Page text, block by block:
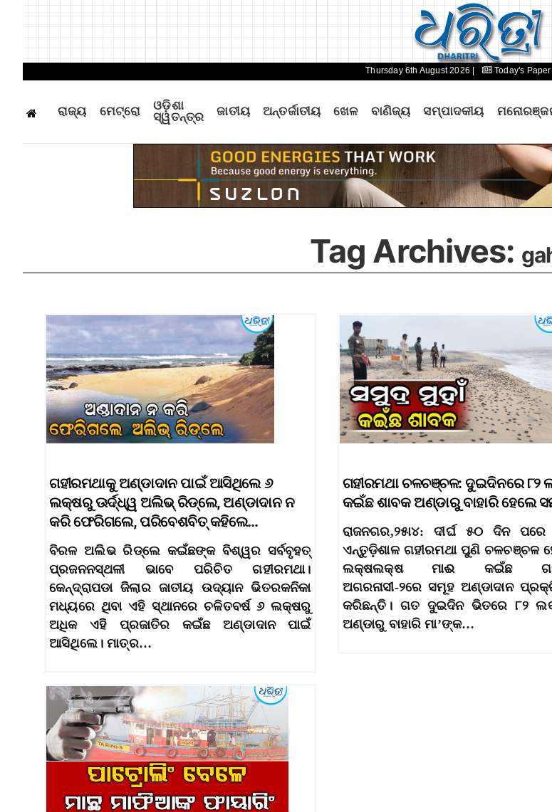
Thursday 6th August 2026 | Today's Paper
ରାଜ୍ୟ ମେଟ୍ରୋ
ଓଡ଼ିଶା
ସ୍ୱତନ୍ତ୍ର
ଜାତୀୟ ଅନ୍ତର୍ଜାତୀୟ ଖେଳ ବାଣିଜ୍ୟ ସମ୍ପାଦକୀୟ
Tag Archives:
ଗହୀରମଥାକୁ ଅଣ୍ଡାଦାନ ପାଇଁ ଆସିଥିଲେ ୬
ଲକ୍ଷରୁ ଊର୍ଦ୍ଧ୍ୱ ଅଲିଭ୍‌ ରିଡ୍‌ଲେ, ଅଣ୍ଡାଦାନ ନ
କରି ଫେରିଗଲେ, ପରିବେଶବିତ୍‌ କହିଲେ…
ବିରଳ ଅଲିଭ ରିଡ୍‌ଲେ କଇଁଛଙ୍କ ବିଶ୍ୱର ସର୍ବବୃହତ୍‌
ପ୍ରଜନନସ୍ଥଳୀ ଭାବେ ପରିଚିତ ଗହୀରମଥା।
କେନ୍ଦ୍ରାପଡା ଜିଲାର ଜାତୀୟ ଉଦ୍ୟାନ ଭିତରକନିକା
ମଧ୍ୟରେ ଥିବା ଏହି ସ୍ଥାନରେ ଚଳିତବର୍ଷ ୬ ଲକ୍ଷରୁ
ଅଧିକ ଏହି ପ୍ରଜାତିର କଇଁଛ ଅଣ୍ଡାଦାନ ପାଇଁ
ଆସିଥିଲେ। ମାତ୍ର…
ଗହୀରମଥା ଚଳଚଞ୍ଚଳ: ଦୁଇଦିନରେ ୮୨
କଇଁଛ ଶାବକ ଅଣ୍ଡାରୁ ବାହାରି ହେଲେ
ରାଜନଗର,୨୫ା୪: ଦୀର୍ଘ ୫୦ ଦିନ
ଏନ୍ତୁଡ଼ିଶାଳ ଗହୀରମଥା ପୁଣି ଚଳଚଞ୍ଚଳ
ଲକ୍ଷଲକ୍ଷ ମାଈ କଇଁଛ
ଅଗରନାସୀ-୨ରେ ସମୂହ ଅଣ୍ଡାଦାନ
କରିଛନ୍ତି। ଗତ ଦୁଇଦିନ ଭିତରେ ୮୨
ଅଣ୍ଡାରୁ ବାହାରି ମା’ଙ୍କ…